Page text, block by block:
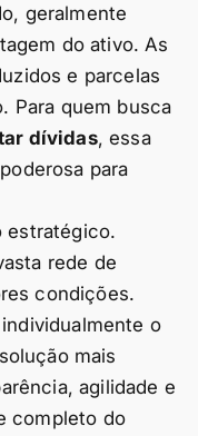
geralmente
do ativo. As
e parcelas
Para quem busca
dívidas, essa
para
estratégico.
rede de
condições.
o
mais
agilidade e
completo do